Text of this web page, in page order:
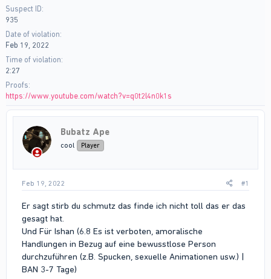
Suspect ID
935
Date of violation
Feb 19, 2022
Time of violation
2:27
Proofs
https://www.youtube.com/watch?v=q0t2l4n0k1s
Bubatz Ape
cool Player
Feb 19, 2022 #1
Er sagt stirb du schmutz das finde ich nicht toll das er das
gesagt hat.
Und Für Ishan (6.8 Es ist verboten, amoralische
Handlungen in Bezug auf eine bewusstlose Person
durchzuführen (z.B. Spucken, sexuelle Animationen usw.) |
BAN 3-7 Tage)